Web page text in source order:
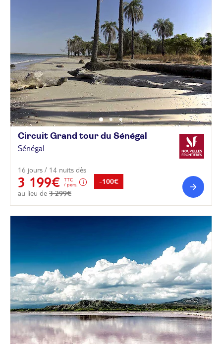
Circuit Grand tour du Sénégal
Sénégal
16 jours / 14 nuits dès
3 199€
TTC
/ pers.
au lieu de 3 299€
-100€